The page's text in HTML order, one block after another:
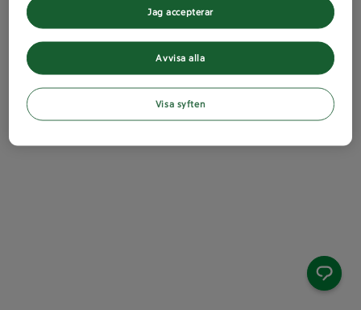
Avvisa alla
Jag accepterar
Visa syften